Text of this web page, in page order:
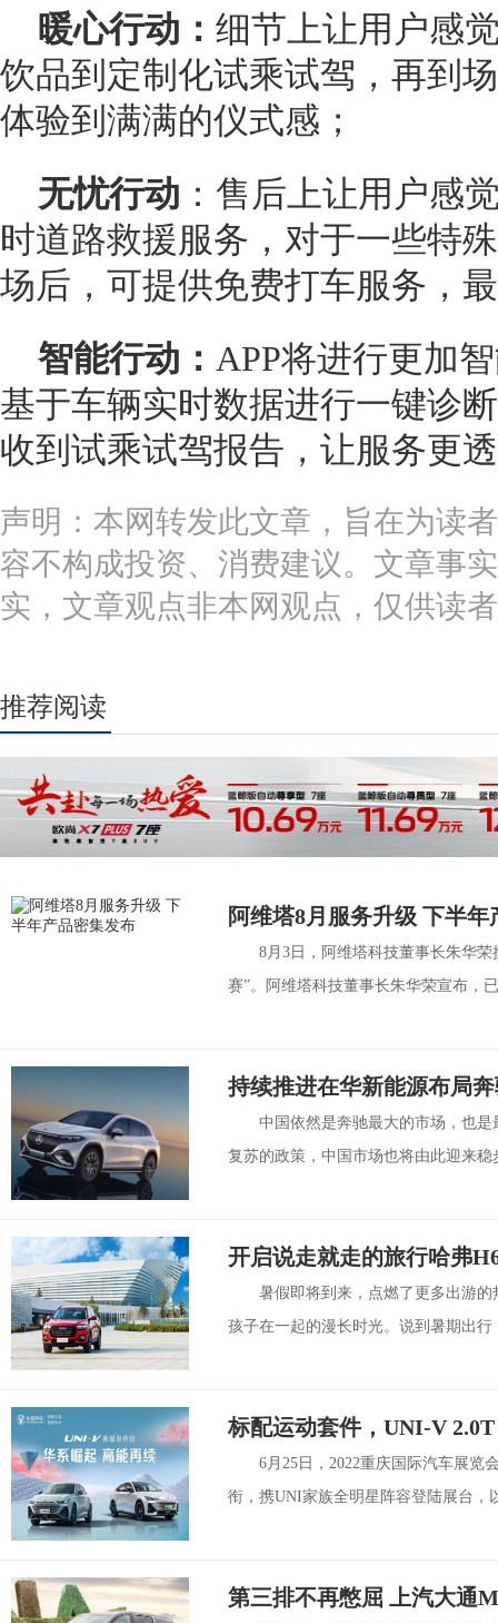
暖心行动： 细节上让用户感
饮品到定制化试乘试驾，再到
体验到满满的仪式感；
无忧行动 ：售后上让用户感
时道路救援服务，对于一些特
场后，可提供免费打车服务，
智能行动： APP将进行更加
基于车辆实时数据进行一键诊
收到试乘试驾报告，让服务更
声明：本网转发此文章，旨在为读
容不构成投资、消费建议。文章事
实，文章观点非本网观点，仅供读
推荐阅读
阿维塔8月服务升级 下半年
8月3日，阿维塔科技董事长朱华
赛”。阿维塔科技董事长朱华荣宣布，
持续推进在华新能源布局
中国依然是奔驰最大的市场，也
复苏的政策，中国市场也将由此迎来
开启说走就走的旅行哈弗
暑假即将到来，点燃了更多出游
孩子在一起的漫长时光。说到暑期出
标配运动套件，UNI-V
6月25日，2022重庆国际汽车展览
衔，携UNI家族全明星阵容登陆展台，
第三排不再憋屈 上汽大通